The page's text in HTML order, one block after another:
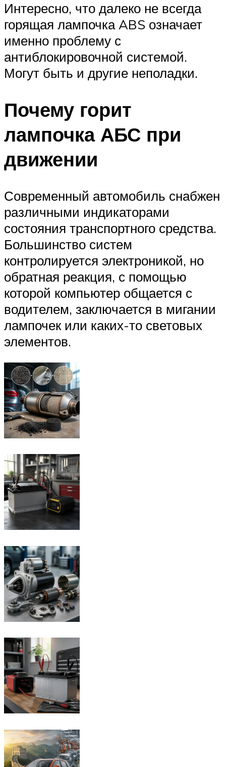
Интересно, что далеко не всегда
горящая лампочка ABS означает
именно проблему с
антиблокировочной системой.
Могут быть и другие неполадки.
Почему горит
лампочка АБС при
движении
Современный автомобиль снабжен
различными индикаторами
состояния транспортного средства.
Большинство систем
контролируется электроникой, но
обратная реакция, с помощью
которой компьютер общается с
водителем, заключается в мигании
лампочек или каких-то световых
элементов.